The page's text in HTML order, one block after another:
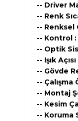
-- Driver
-- Renk
-- Renksel
-- Kontrol :
-- Optik
-- Işık Açısı
-- Gövde
--
-- Montaj
-- Kesim
-- Koruma